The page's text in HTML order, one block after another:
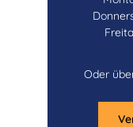
Oder